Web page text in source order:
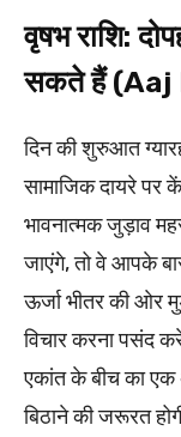
वृषभ राशि:
सकते हैं (Aaj
दिन की शुरुआत
सामाजिक दायरे पर
भावनात्मक जुड़ाव
जाएंगे, तो वे आपके
ऊर्जा भीतर की ओर
विचार करना पसंद
एकांत के बीच का
बिठाने की जरूरत